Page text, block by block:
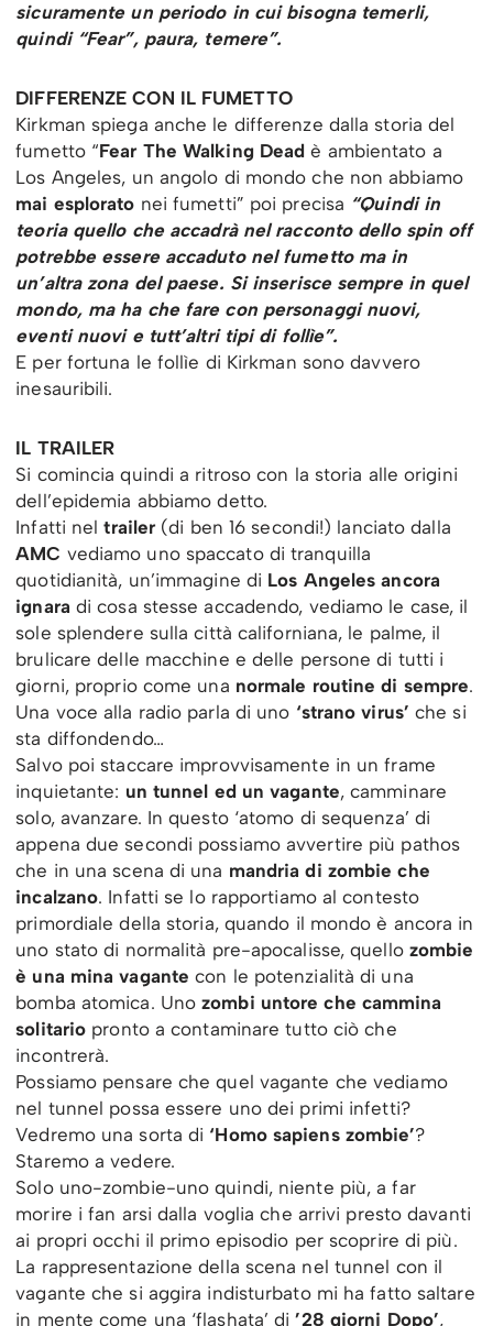
sicuramente un periodo in cui bisogna temerli,
quindi “Fear”, paura, temere”.
DIFFERENZE CON IL FUMETTO
Kirkman spiega anche le differenze dalla storia del
fumetto “Fear The Walking Dead è ambientato a
Los Angeles, un angolo di mondo che non abbiamo
mai esplorato nei fumetti” poi precisa “Quindi in
teoria quello che accadrà nel racconto dello spin off
potrebbe essere accaduto nel fumetto ma in
un’altra zona del paese. Si inserisce sempre in quel
mondo, ma ha che fare con personaggi nuovi,
eventi nuovi e tutt’altri tipi di follìe”.
E per fortuna le follìe di Kirkman sono davvero
inesauribili.
IL TRAILER
Si comincia quindi a ritroso con la storia alle origini
dell’epidemia abbiamo detto.
Infatti nel trailer(di ben 16 secondi!) lanciato dalla
AMC vediamo uno spaccato di tranquilla
quotidianità, un’immagine di Los Angeles ancora
ignara di cosa stesse accadendo, vediamo le case, il
sole splendere sulla città californiana, le palme, il
brulicare delle macchine e delle persone di tutti i
giorni, proprio come una normale routine di sempre.
Una voce alla radio parla di uno ‘strano virus’ che si
sta diffondendo…
Salvo poi staccare improvvisamente in un frame
inquietante: un tunnel ed un vagante, camminare
solo, avanzare. In questo ‘atomo di sequenza’ di
appena due secondi possiamo avvertire più pathos
che in una scena di una mandria di zombie che
incalzano. Infatti se lo rapportiamo al contesto
primordiale della storia, quando il mondo è ancora in
uno stato di normalità pre-apocalisse, quello zombie
è una mina vagante con le potenzialità di una
bomba atomica. Unozombi untore che cammina
solitario pronto a contaminare tutto ciò che
incontrerà.
Possiamo pensare che quel vagante che vediamo
nel tunnel possa essere uno dei primi infetti?
Vedremo una sorta di ‘Homo sapiens zombie’?
Staremo a vedere.
Solo uno-zombie-uno quindi, niente più, a far
morire i fan arsi dalla voglia che arrivi presto davanti
ai propri occhi il primo episodio per scoprire di più.
La rappresentazione della scena nel tunnel con il
vagante che si aggira indisturbato mi ha fatto saltare
in mente come una ‘flashata’ di’28 giorni Dopo’,